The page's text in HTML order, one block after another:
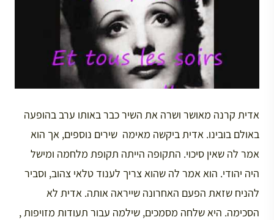
אדית קרנה מאושר ושרה את השיר כבר באותו ערב בהופעה
באולם בובינו. אדית ביקשה מאימה שירים נוספים, אך הוא
אמר לה שאין סיכוי. התקופה הייתה תקופת מלחמה ומישל
היה יהודי. הוא אמר לה שהוא צריך לענוד טלאי צהוב, וסביר
להניח שזאת הפעם האחרונה שייראה אותה. אדית לא
הסכימה. היא שלחה מסמכים, שילמה עבור תעודות מזויפות ,